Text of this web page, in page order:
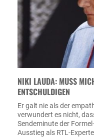
NIKI LAUDA: MUSS
ENTSCHULDIGEN
Er galt nie als der
verwundert es nicht,
Sendeminute der
Ausstieg als RTL-